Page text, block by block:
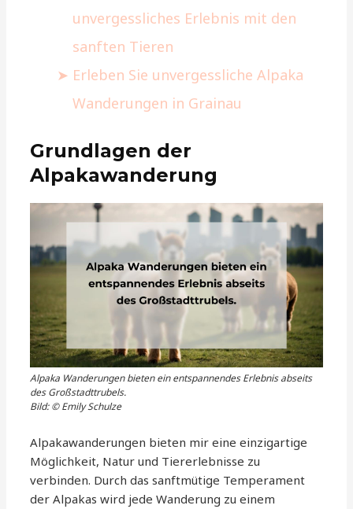
unvergessliches Erlebnis mit den
sanften Tieren
Erleben Sie unvergessliche Alpaka
Wanderungen in Grainau
Grundlagen der
Alpakawanderung
Alpaka Wanderungen bieten ein entspannendes Erlebnis abseits
des Großstadttrubels.
Bild: © Emily Schulze
Alpakawanderungen bieten mir eine einzigartige
Möglichkeit, Natur und Tiererlebnisse zu
verbinden. Durch das sanftmütige Temperament
der Alpakas wird jede Wanderung zu einem